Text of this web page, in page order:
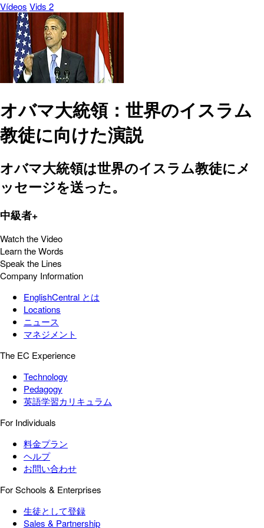
Vídeos Vids 2
オバマ大統領：世界のイスラム
教徒に向けた演説
オバマ大統領は世界のイスラム教徒にメ
ッセージを送った。
中級者+
Watch the Video
Learn the Words
Speak the Lines
Company Information
EnglishCentral とは
Locations
ニュース
マネジメント
The EC Experience
Technology
Pedagogy
英語学習カリキュラム
For Individuals
料金プラン
ヘルプ
お問い合わせ
For Schools & Enterprises
生徒として登録
Sales & Partnership